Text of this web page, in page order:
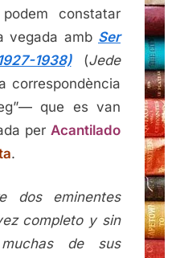
constatar
vegada amb Ser
1938)(Jede
correspondència
que es van
per Acantilado
.
dos eminentes
completo y sin
de sus